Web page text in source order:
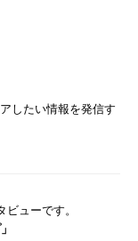
したい情報を発信す
ューです。